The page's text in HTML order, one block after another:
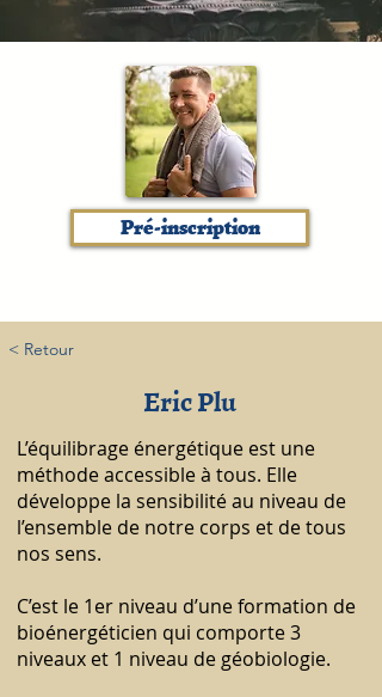
Pré-inscription
< Retour
Eric Plu
L’équilibrage énergétique est une
méthode accessible à tous. Elle
développe la sensibilité au niveau de
l’ensemble de notre corps et de tous
nos sens.
C’est le 1er niveau d’une formation de
bioénergéticien qui comporte 3
niveaux et 1 niveau de géobiologie.